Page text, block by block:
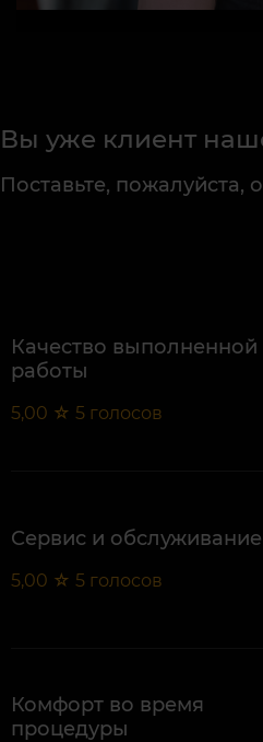
Вы уже клиент
Поставьте, пожалуйста,
Качество выполненной
работы
5,00 ☆ 5 голосов
Сервис и обслуживание
5,00 ☆ 5 голосов
Комфорт во время
процедуры